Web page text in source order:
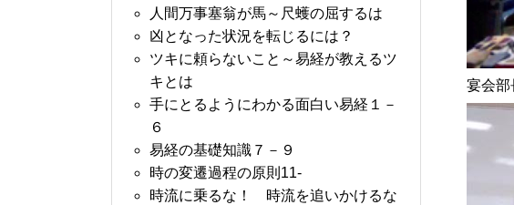
宴会部
人間万事塞翁が馬～尺蠖の屈するは
凶となった状況を転じるには？
ツキに頼らないこと～易経が教えるツ
キとは
手にとるようにわかる面白い易経１－
６
易経の基礎知識７－９
時の変遷過程の原則11-
時流に乗るな！ 時流を追いかけるな